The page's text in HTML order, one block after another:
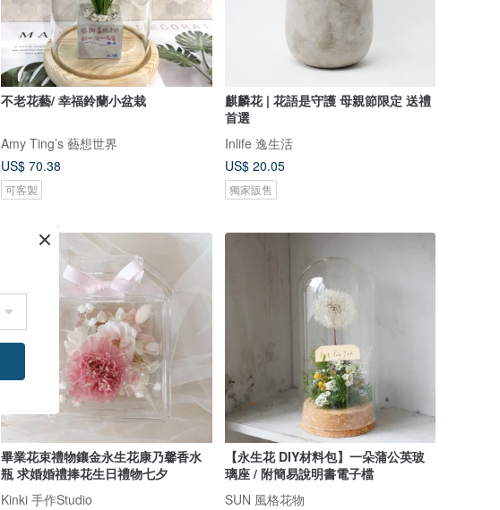
不老花藝/ 幸福鈴蘭小盆栽
Amy Ting’s 藝想世界
US$ 70.38
可客製
麒麟花 | 花語是守護 母親節限定 送禮
首選
Inlife 逸生活
US$ 20.05
獨家販售
畢業花束禮物鑲金永生花康乃馨香水
瓶 求婚婚禮捧花生日禮物七夕
Kinki 手作Studio
【永生花 DIY材料包】一朵蒲公英玻
璃座 / 附簡易說明書電子檔
SUN 風格花物